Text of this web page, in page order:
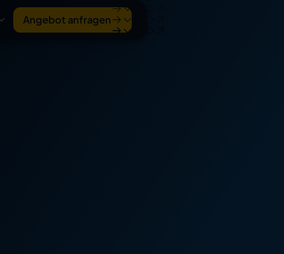
Angebot anfragen